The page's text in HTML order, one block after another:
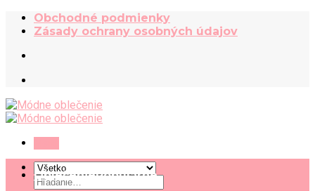
Skip
Obchodné podmienky
Zásady ochrany osobných údajov
Hľadať:
Oblečenie